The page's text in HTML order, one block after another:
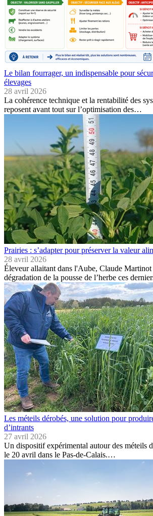
Le bilan fourrager, un indispensable pour
élevages
28 avril 2026
La cohérence technique et la rentabilité des
reposent avant tout sur l’optimisation des…
Prairies : s’adapter pour préserver la valeur
28 avril 2026
Éleveur allaitant dans l'Aube, Claude Martinot
dégradation de la pousse de l’herbe ces
Les méteils dérobés, une solution pour
d’intrants
27 avril 2026
Un dispositif expérimental autour des méteils
le 20 avril dans le Pas-de-Calais.…